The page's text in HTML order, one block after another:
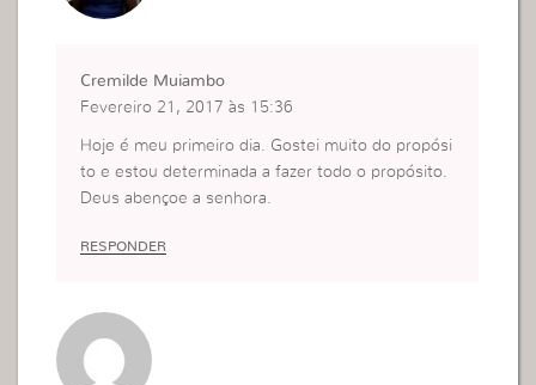
Cremilde Muiambo
Fevereiro 21, 2017 às 15:36
Hoje é meu primeiro dia. Gostei muito do propósi
to e estou determinada a fazer todo o propósito.
Deus abençoe a senhora.
RESPONDER